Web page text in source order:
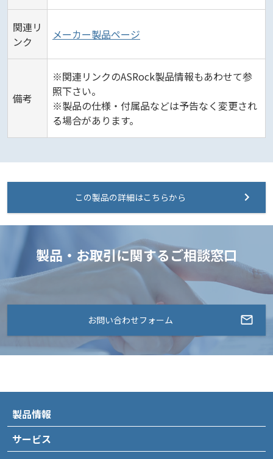
関連リ
ンク
メーカー製品ページ
備考
※関連リンクのASRock製品情報もあわせて参
照下さい。
※製品の仕様・付属品などは予告なく変更され
る場合があります。
この製品の詳細はこちらから
製品・お取引に関するご相談窓口
お問い合わせフォーム
製品情報
サービス